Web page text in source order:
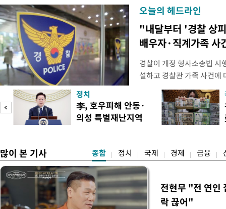
오늘의 헤드라인
"내달부터 '경찰 상
배우자·직계가족 사
경찰이 개정 형사소송법 시
설하고 경찰관 가족 사건에
피제'를 도입한다. 경찰청
후속 조치 태스크포스
우선 올해 하반기 인사에
하던 수사감찰 기능을 인
정치
李, 호우피해 안동·
의성 특별재난지역
많이 본 기사 종합 정치 국제 경제 금융
전현무 "전 연인
락 끊어"